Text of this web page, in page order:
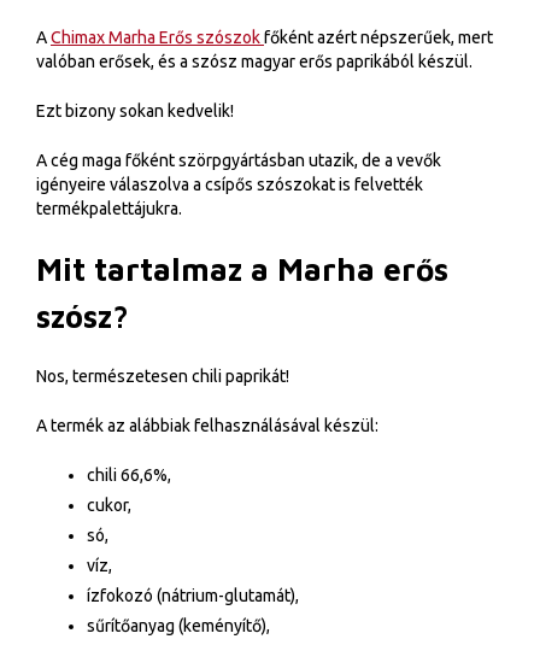
AChimax Marha Erős szószokfőként azért népszerűek, mert
valóban erősek, és a szósz magyar erős paprikából készül.
Ezt bizony sokan kedvelik!
A cég maga főként szörpgyártásban utazik, de a vevők
igényeire válaszolva a csípős szószokat is felvették
termékpalettájukra.
Mit tartalmaz a Marha erős
szósz?
Nos, természetesen chili paprikát!
A termék az alábbiak felhasználásával készül:
chili 66,6%,
cukor,
só,
víz,
ízfokozó (nátrium-glutamát),
sűrítőanyag (keményítő),